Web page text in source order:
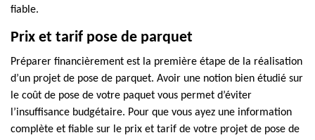
fiable.
Prix et tarif pose de parquet
Préparer financièrement est la première étape de la réalisation
d’un projet de pose de parquet. Avoir une notion bien étudié sur
le coût de pose de votre paquet vous permet d’éviter
l’insuffisance budgétaire. Pour que vous ayez une information
complète et fiable sur le prix et tarif de votre projet de pose de